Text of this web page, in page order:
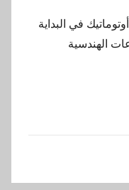
في البداية
الهندسية